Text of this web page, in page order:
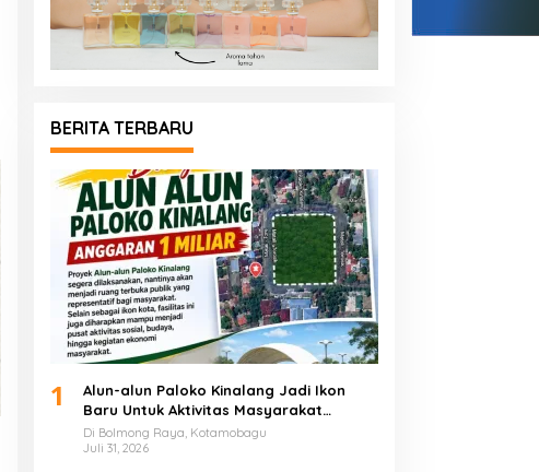
BERITA TERBARU
1
Alun-alun Paloko Kinalang Jadi Ikon
Baru Untuk Aktivitas Masyarakat
Kotamobagu
Di Bolmong Raya, Kotamobagu
Juli 31, 2026